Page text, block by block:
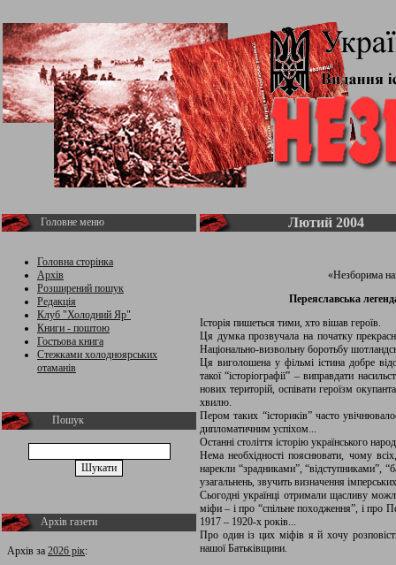
Головне меню
Головна сторінка
Архів
Розширений пошук
Редакція
Клуб "Холодний Яр"
Книги - поштою
Гостьова книга
Стежками холодноярських
отаманів
Пошук
Архів газети
Архів за 2026 рік:
Лютий 2004
«Незборима
Переяславська
Історія пишеться тими, хто вішав героїв.
Ця думка прозвучала на початку
Національно-визвольну боротьбу
Ця виголошена у фільмі істина добре
такої “історіографії” – виправдати
нових територій, оспівати героїзм
хвилю.
Пером таких “істориків” часто
дипломатичним успіхом...
Останні століття історію українського
Нема необхідності пояснювати, чому
нарекли “зрадниками”, “відступниками”,
узагальнень, звучить визначення
Сьогодні українці отримали щасливу
міфи – і про “спільне походження”, і про
1917 – 1920-х років...
Про один із цих міфів я й хочу
нашої Батьківщини.